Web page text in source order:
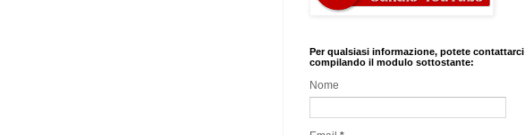
Per qualsiasi informazione, potete contattarci
compilando il modulo sottostante:
Nome